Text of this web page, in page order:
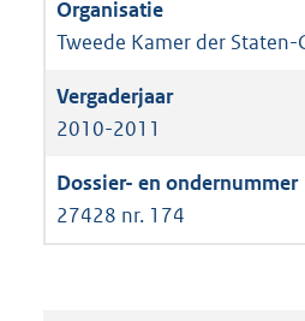
Tweede Kamer der Staten-
2010-2011
27428 nr. 174